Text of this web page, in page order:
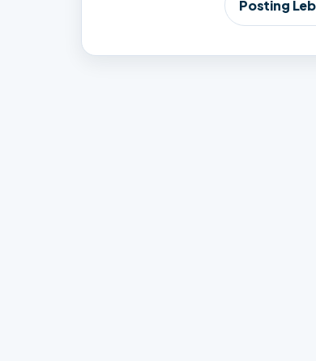
Posting